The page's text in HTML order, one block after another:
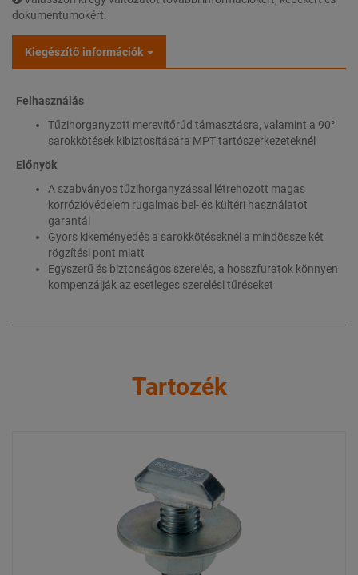
dokumentumokért.
Kiegészítő információk
Felhasználás
Tűzihorganyzott merevítőrúd támasztásra, valamint a 90°
sarokkötések kibiztosítására MPT tartószerkezeteknél
Előnyök
A szabványos tűzihorganyzással létrehozott magas
korrózióvédelem rugalmas bel- és kültéri használatot
garantál
Gyors kikeményedés a sarokkötéseknél a mindössze két
rögzítési pont miatt
Egyszerű és biztonságos szerelés, a hosszfuratok könnyen
kompenzálják az esetleges szerelési tűréseket
Tartozék